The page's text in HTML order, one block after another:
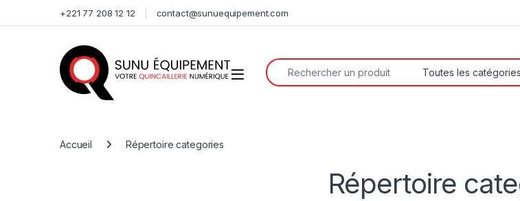
+221 77 208 12 12 contact@sunuequipement.com
Open
Search for:
Accueil Répertoire categories
Répertoire